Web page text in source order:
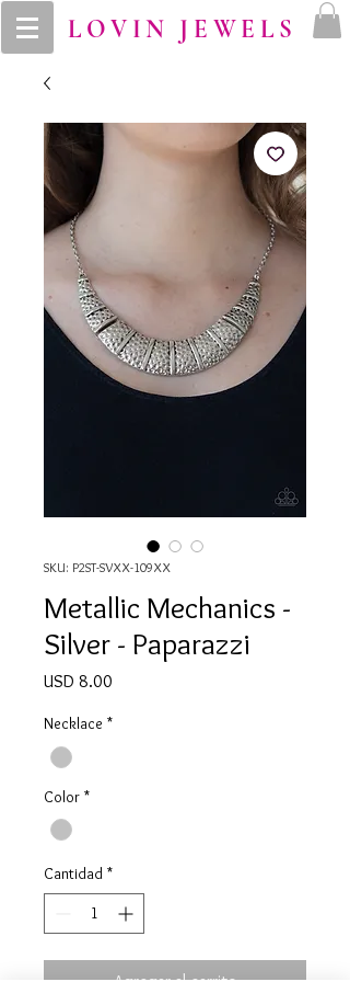
LOVIN JEWELS
SKU: P2ST-SVXX-109XX
Metallic Mechanics -
Silver - Paparazzi
USD 8.00
Necklace *
Color *
Cantidad *